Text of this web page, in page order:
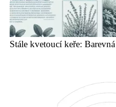
Stále kvetoucí keře: